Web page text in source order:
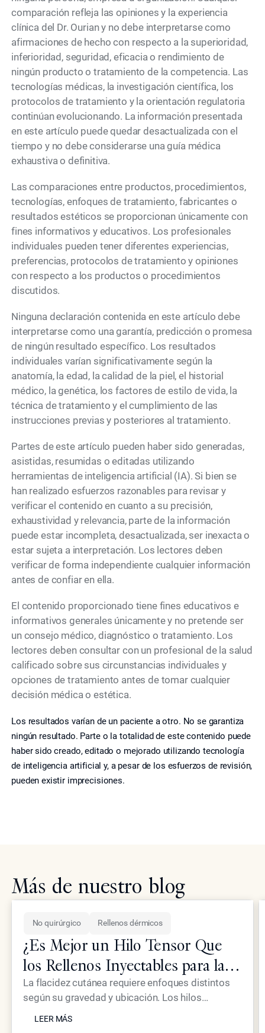
comparación refleja las opiniones y la experiencia
clínica del Dr. Ourian y no debe interpretarse como
afirmaciones de hecho con respecto a la superioridad,
inferioridad, seguridad, eficacia o rendimiento de
ningún producto o tratamiento de la competencia. Las
tecnologías médicas, la investigación científica, los
protocolos de tratamiento y la orientación regulatoria
continúan evolucionando. La información presentada
en este artículo puede quedar desactualizada con el
tiempo y no debe considerarse una guía médica
exhaustiva o definitiva.
Las comparaciones entre productos, procedimientos,
tecnologías, enfoques de tratamiento, fabricantes o
resultados estéticos se proporcionan únicamente con
fines informativos y educativos. Los profesionales
individuales pueden tener diferentes experiencias,
preferencias, protocolos de tratamiento y opiniones
con respecto a los productos o procedimientos
discutidos.
Ninguna declaración contenida en este artículo debe
interpretarse como una garantía, predicción o promesa
de ningún resultado específico. Los resultados
individuales varían significativamente según la
anatomía, la edad, la calidad de la piel, el historial
médico, la genética, los factores de estilo de vida, la
técnica de tratamiento y el cumplimiento de las
instrucciones previas y posteriores al tratamiento.
Partes de este artículo pueden haber sido generadas,
asistidas, resumidas o editadas utilizando
herramientas de inteligencia artificial (IA). Si bien se
han realizado esfuerzos razonables para revisar y
verificar el contenido en cuanto a su precisión,
exhaustividad y relevancia, parte de la información
puede estar incompleta, desactualizada, ser inexacta o
estar sujeta a interpretación. Los lectores deben
verificar de forma independiente cualquier información
antes de confiar en ella.
El contenido proporcionado tiene fines educativos e
informativos generales únicamente y no pretende ser
un consejo médico, diagnóstico o tratamiento. Los
lectores deben consultar con un profesional de la salud
calificado sobre sus circunstancias individuales y
opciones de tratamiento antes de tomar cualquier
decisión médica o estética.
Los resultados varían de un paciente a otro. No se garantiza
ningún resultado. Parte o la totalidad de este contenido puede
haber sido creado, editado o mejorado utilizando tecnología
de inteligencia artificial y, a pesar de los esfuerzos de revisión,
pueden existir imprecisiones.
Más de nuestro blog
No quirúrgico Rellenos dérmicos
¿Es Mejor un Hilo Tensor Que
los Rellenos Inyectables para la
Piel Flácida?
La flacidez cutánea requiere enfoques distintos
según su gravedad y ubicación. Los hilos
tensores proporcionan un efecto mecánico de
LEER MÁS
LEER MÁS